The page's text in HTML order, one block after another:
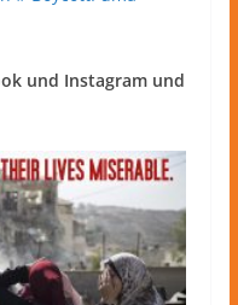
und Instagram und